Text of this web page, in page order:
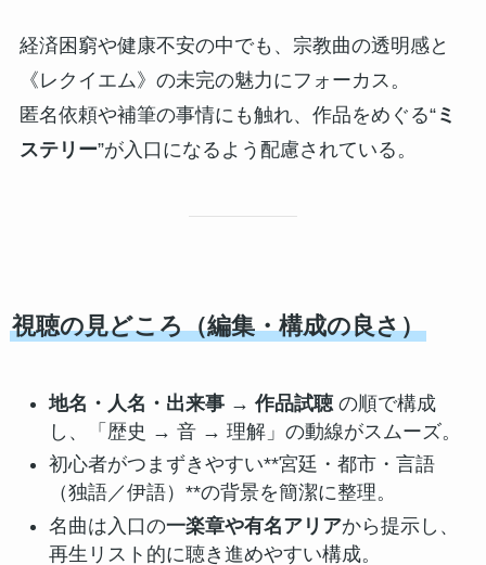
経済困窮や健康不安の中でも、宗教曲の透明感と
《レクイエム》の未完の魅力にフォーカス。
匿名依頼や補筆の事情にも触れ、作品をめぐる“ミ
ステリー”が入口になるよう配慮されている。
視聴の見どころ（編集・構成の良さ）
地名・人名・出来事 → 作品試聴の順で構成
し、「歴史 → 音 → 理解」の動線がスムーズ。
初心者がつまずきやすい**宮廷・都市・言語
（独語／伊語）**の背景を簡潔に整理。
名曲は入口の一楽章や有名アリアから提示し、
再生リスト的に聴き進めやすい構成。